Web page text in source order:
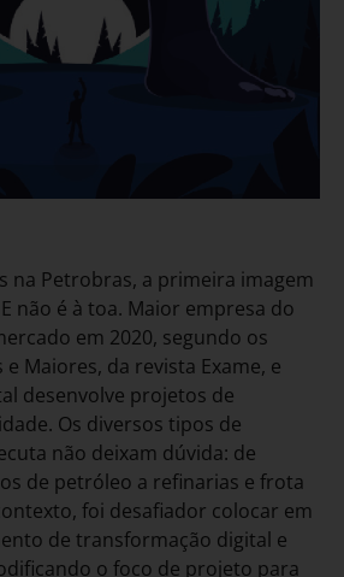
na Petrobras, a primeira imagem
não é à toa. Maior empresa do
em 2020, segundo os
Maiores, da revista Exame, e
desenvolve projetos de
Os diversos tipos de
não deixam dúvida: de
de petróleo a refinarias e frota
foi desafiador colocar em
de transformação digital e
o foco de projeto para